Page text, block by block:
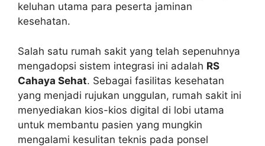
keluhan utama para peserta jaminan
kesehatan.
Salah satu rumah sakit yang telah sepenuhnya
mengadopsi sistem integrasi ini adalah RS
Cahaya Sehat. Sebagai fasilitas kesehatan
yang menjadi rujukan unggulan, rumah sakit ini
menyediakan kios-kios digital di lobi utama
untuk membantu pasien yang mungkin
mengalami kesulitan teknis pada ponsel